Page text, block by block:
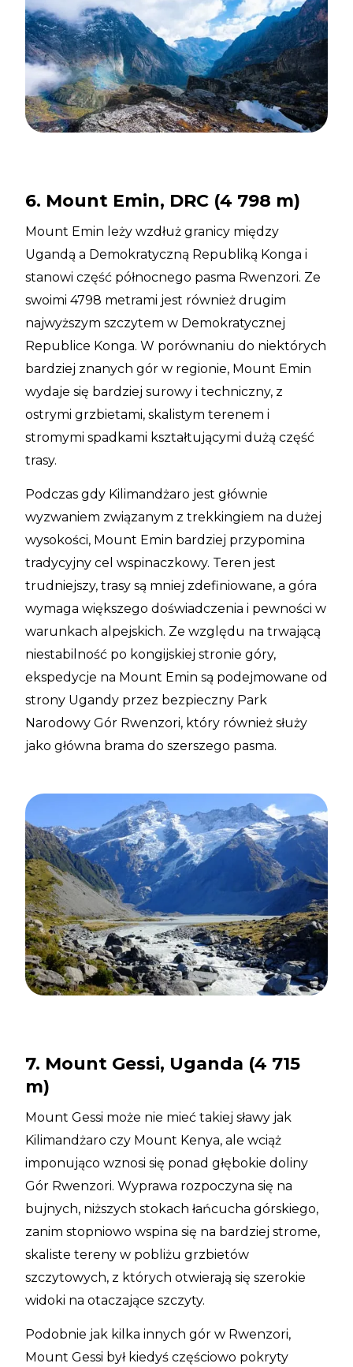
6. Mount Emin, DRC (4 798 m)
Mount Emin leży wzdłuż granicy między
Ugandą a Demokratyczną Republiką Konga i
stanowi część północnego pasma Rwenzori. Ze
swoimi 4798 metrami jest również drugim
najwyższym szczytem w Demokratycznej
Republice Konga. W porównaniu do niektórych
bardziej znanych gór w regionie, Mount Emin
wydaje się bardziej surowy i techniczny, z
ostrymi grzbietami, skalistym terenem i
stromymi spadkami kształtującymi dużą część
trasy.
Podczas gdy Kilimandżaro jest głównie
wyzwaniem związanym z trekkingiem na dużej
wysokości, Mount Emin bardziej przypomina
tradycyjny cel wspinaczkowy. Teren jest
trudniejszy, trasy są mniej zdefiniowane, a góra
wymaga większego doświadczenia i pewności w
warunkach alpejskich. Ze względu na trwającą
niestabilność po kongijskiej stronie góry,
ekspedycje na Mount Emin są podejmowane od
strony Ugandy przez bezpieczny Park
Narodowy Gór Rwenzori, który również służy
jako główna brama do szerszego pasma.
7. Mount Gessi, Uganda (4 715
m)
Mount Gessi może nie mieć takiej sławy jak
Kilimandżaro czy Mount Kenya, ale wciąż
imponująco wznosi się ponad głębokie doliny
Gór Rwenzori. Wyprawa rozpoczyna się na
bujnych, niższych stokach łańcucha górskiego,
zanim stopniowo wspina się na bardziej strome,
skaliste tereny w pobliżu grzbietów
szczytowych, z których otwierają się szerokie
widoki na otaczające szczyty.
Podobnie jak kilka innych gór w Rwenzori,
Mount Gessi był kiedyś częściowo pokryty